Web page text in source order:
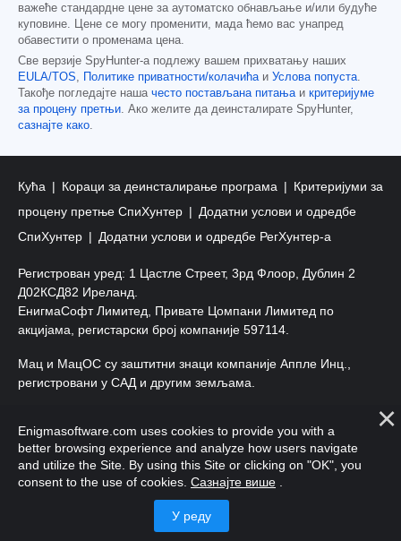
важеће стандардне цене за аутоматско обнављање и/или будуће
куповине. Цене се могу променити, мада ћемо вас унапред
обавестити о променама цена.
Све верзије SpyHunter-а подлежу вашем прихватању наших
EULA/TOS, Политике приватности/колачићаи Услова попуста.
Такође погледајте наша често постављана питањаи критеријуме
за процену претњи. Ако желите да деинсталирате SpyHunter,
сазнајте како.
Кућа Кораци за деинсталирање програма
Критеријуми за
процену претње СпиХунтер
Додатни услови и одредбе
СпиХунтер
Додатни услови и одредбе РегХунтер-а
Регистрован уред: 1 Цастле Стреет, 3рд Флоор, Дублин 2
Д02КСД82 Иреланд.
ЕнигмаСофт Лимитед, Привате Цомпани Лимитед по
акцијама, регистарски број компаније 597114.
Мац и МацОС су заштитни знаци компаније Аппле Инц.,
регистровани у САД и другим земљама.
задржана.
Enigmasoftware.com uses cookies to provide you with a
better browsing experience and analyze how users navigate
and utilize the Site. By using this Site or clicking on "OK", you
consent to the use of cookies. Сазнајте више